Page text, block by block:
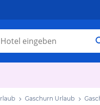
Gaschurn Urlaub